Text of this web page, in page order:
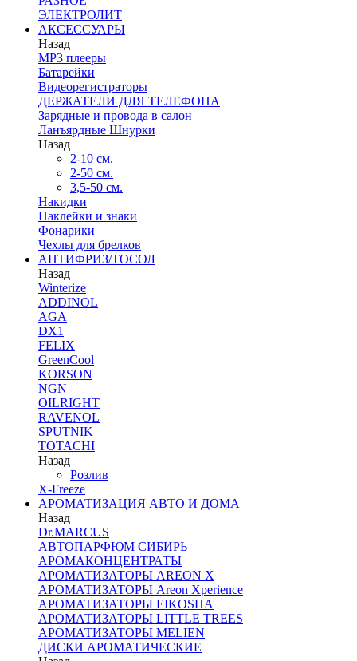
ЭЛЕКТРОЛИТ
АКСЕССУАРЫ
Назад
MP3 плееры
Батарейки
Видеорегистраторы
ДЕРЖАТЕЛИ ДЛЯ ТЕЛЕФОНА
Зарядные и провода в салон
Ланъярдные Шнурки
Назад
2-10 см.
2-50 см.
3,5-50 см.
Накидки
Наклейки и знаки
Фонарики
Чехлы для брелков
АНТИФРИЗ/ТОСОЛ
Назад
Winterize
ADDINOL
AGA
DX1
FELIX
GreenCool
KORSON
NGN
OILRIGHT
RAVENOL
SPUTNIK
TOTACHI
Назад
Розлив
X-Freeze
АРОМАТИЗАЦИЯ АВТО И ДОМА
Назад
Dr.MARCUS
АВТОПАРФЮМ СИБИРЬ
АРОМАКОНЦЕНТРАТЫ
АРОМАТИЗАТОРЫ AREON X
АРОМАТИЗАТОРЫ Areon Xperience
АРОМАТИЗАТОРЫ EIKOSHA
АРОМАТИЗАТОРЫ LITTLE TREES
АРОМАТИЗАТОРЫ MELIEN
ДИСКИ АРОМАТИЧЕСКИЕ